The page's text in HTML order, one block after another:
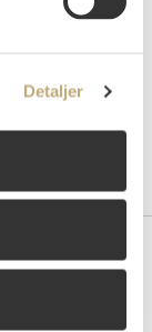
Detaljer